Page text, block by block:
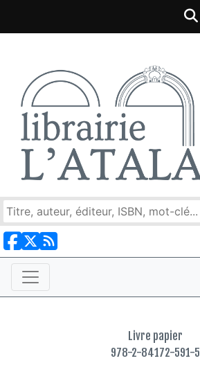
Livre papier
978-2-84172-591-5